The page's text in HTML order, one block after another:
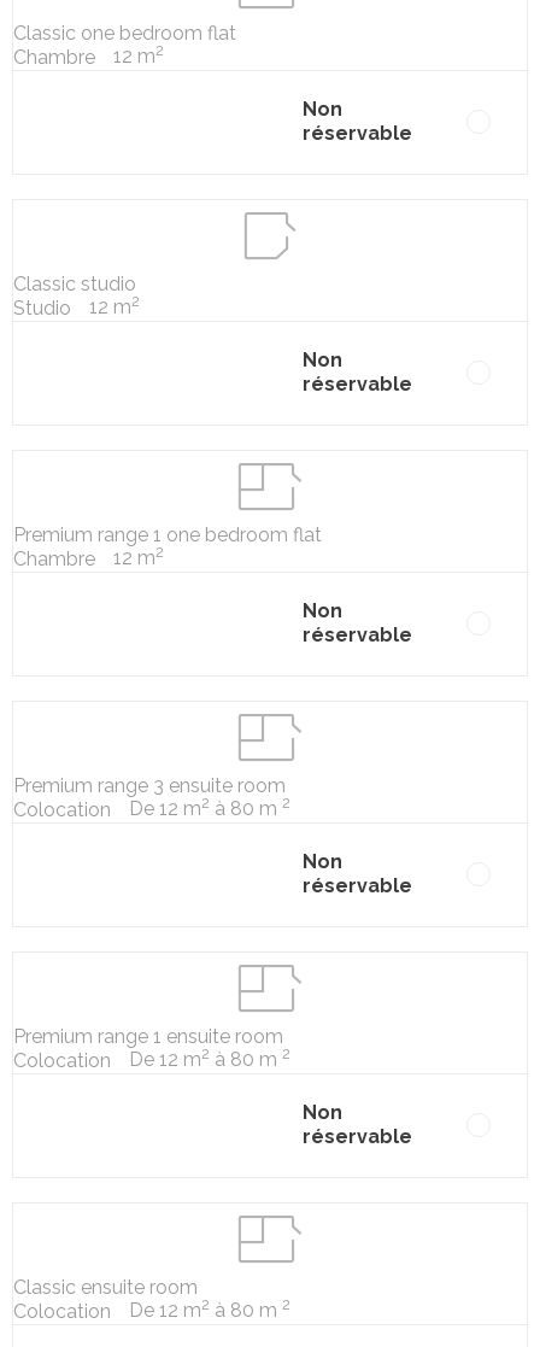
Classic one bedroom flat
Chambre
12 m2
Non
réservable
Classic studio
Studio
12 m2
Non
réservable
Premium range 1 one bedroom flat
Chambre
12 m2
Non
réservable
Premium range 3 ensuite room
Colocation
De 12 m2 à 80 m 2
Non
réservable
Premium range 1 ensuite room
Colocation
De 12 m2 à 80 m 2
Non
réservable
Classic ensuite room
Colocation
De 12 m2 à 80 m 2